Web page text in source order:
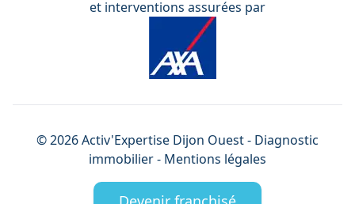
et interventions assurées par
©2026Activ'Expertise Dijon Ouest- Diagnostic
immobilier - Mentions légales